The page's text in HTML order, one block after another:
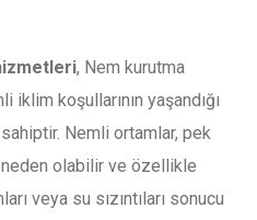
, Nem kurutma
koşullarının yaşandığı
Nemli ortamlar, pek
olabilir ve özellikle
veya su sızıntıları sonucu